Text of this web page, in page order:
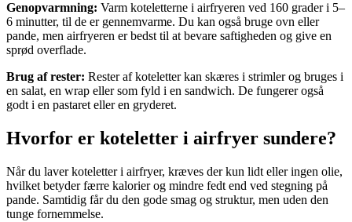
Genopvarmning: Varm koteletterne i airfryeren ved 160 grader i 5–
6 minutter, til de er gennemvarme. Du kan også bruge ovn eller
pande, men airfryeren er bedst til at bevare saftigheden og give en
sprød overflade.
Brug af rester: Rester af koteletter kan skæres i strimler og bruges i
en salat, en wrap eller som fyld i en sandwich. De fungerer også
godt i en pastaret eller en gryderet.
Hvorfor er koteletter i airfryer sundere?
Når du laver koteletter i airfryer, kræves der kun lidt eller ingen olie,
hvilket betyder færre kalorier og mindre fedt end ved stegning på
pande. Samtidig får du den gode smag og struktur, men uden den
tunge fornemmelse.